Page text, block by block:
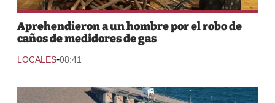
Aprehendieron a un hombre por el robo de
caños de medidores de gas
LOCALES-08:41